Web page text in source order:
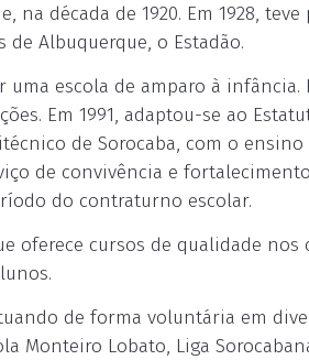
década de 1920. Em 1928,
Albuquerque, o Estadão.
escola de amparo à infância.
Em 1991, adaptou-se ao
de Sorocaba, com o
de convivência e
do contraturno escolar.
oferece cursos de qualidade nos
de forma voluntária em
Monteiro Lobato, Liga